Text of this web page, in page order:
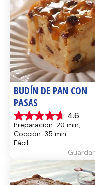
BUDÍN DE PAN CON
PASAS
4.6
4.6
de
5
estrellas.
reseñas
Preparación: 20 min,
Cocción: 35 min
Fácil
Guardar